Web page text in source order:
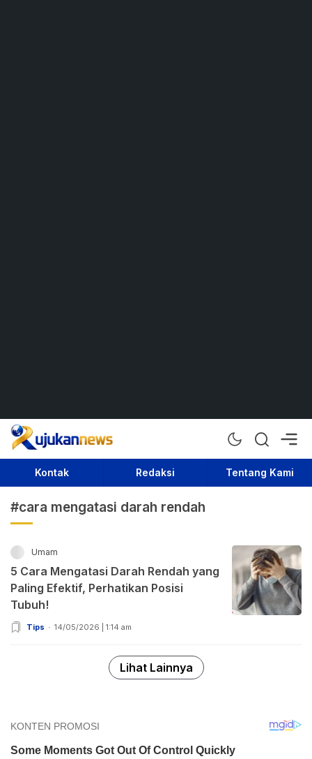
Rujukan News
Satu Rujukan Sejuta Informasi
Kontak Redaksi Tentang Kami
#cara mengatasi darah rendah
Umam
5 Cara Mengatasi Darah Rendah yang
Paling Efektif, Perhatikan Posisi
Tubuh!
Tips 14/05/2026 | 1:14 am
Lihat Lainnya